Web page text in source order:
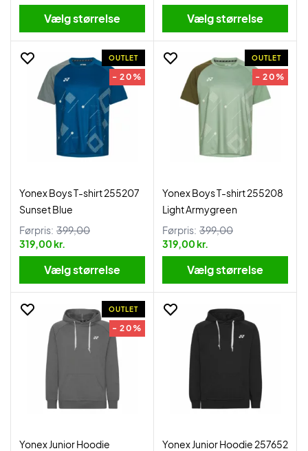
Vælg størrelse Vælg størrelse
OUTLET
- 20%
Yonex Boys T-shirt 255207
Sunset Blue
Førpris: 399,00
319,00 kr.
Vælg størrelse
OUTLET
- 20%
Yonex Boys T-shirt 255208
Light Armygreen
Førpris: 399,00
319,00 kr.
Vælg størrelse
OUTLET
- 20%
Yonex Junior Hoodie
Yonex Junior Hoodie 257652